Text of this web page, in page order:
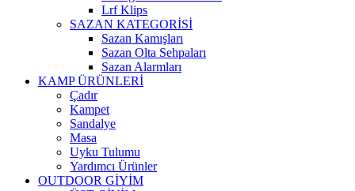
Lrf Klips
SAZAN KATEGORİSİ
Sazan Kamışları
Sazan Olta Sehpaları
Sazan Alarmları
KAMP ÜRÜNLERİ
Çadır
Kampet
Sandalye
Masa
Uyku Tulumu
Yardımcı Ürünler
OUTDOOR GİYİM